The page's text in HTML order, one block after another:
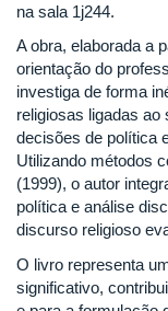
na sala 1j244.
A obra, elaborada a
orientação do
investiga de forma
religiosas ligadas ao
decisões de política
Utilizando métodos
(1999), o autor
política e análise
discurso religioso
O livro representa
significativo,